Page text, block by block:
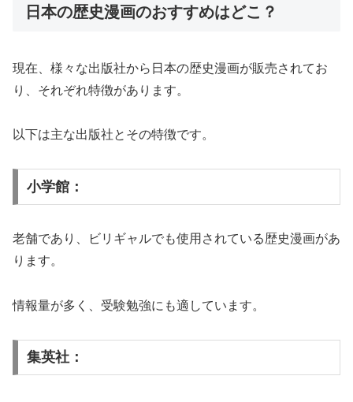
日本の歴史漫画のおすすめはどこ？
現在、様々な出版社から日本の歴史漫画が販売されてお
り、それぞれ特徴があります。
以下は主な出版社とその特徴です。
小学館：
老舗であり、ビリギャルでも使用されている歴史漫画があ
ります。
情報量が多く、受験勉強にも適しています。
集英社：